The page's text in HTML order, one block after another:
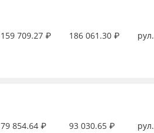
159 709.27 ₽ 186 061.30 ₽ рул.
79 854.64 ₽ 93 030.65 ₽ рул.